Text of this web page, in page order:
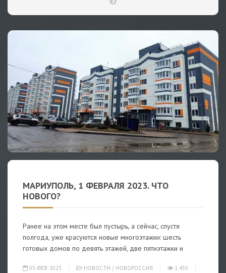
МАРИУПОЛЬ, 1 ФЕВРАЛЯ 2023. ЧТО
НОВОГО?
Ранее на этом месте был пустырь, а сейчас, спустя
полгода, уже красуются новые многоэтажки: шесть
готовых домов по девять этажей, две пятиэтажки и
05-ФЕВ-2023 НОВОСТИ / НОВОРОССИЯ 1 455